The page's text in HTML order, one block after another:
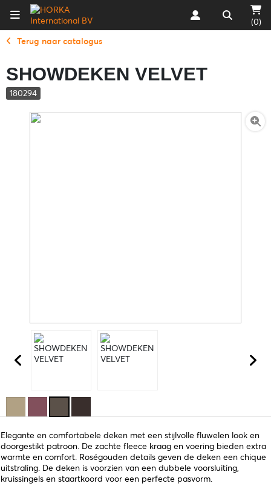
(0)
Terug naar catalogus
SHOWDEKEN VELVET
180294
Elegante en comfortabele deken met een stijlvolle fluwelen look en
doorgestikt patroon. De zachte fleece kraag en voering bieden extra
warmte en comfort. Roségouden details geven de deken een chique
uitstraling. De deken is voorzien van een dubbele voorsluiting,
kruissingels en staartkoord voor een perfecte pasvorm.